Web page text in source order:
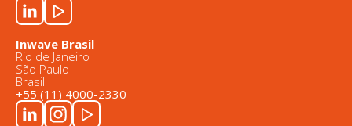
Inwave Brasil
Rio de Janeiro
São Paulo
Brasil
+55 (11) 4000-2330